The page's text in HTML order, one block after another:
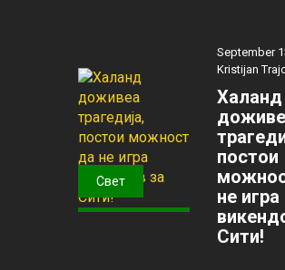
Свет
September
Kristijan
Халанд
постои
не игра
Сити!